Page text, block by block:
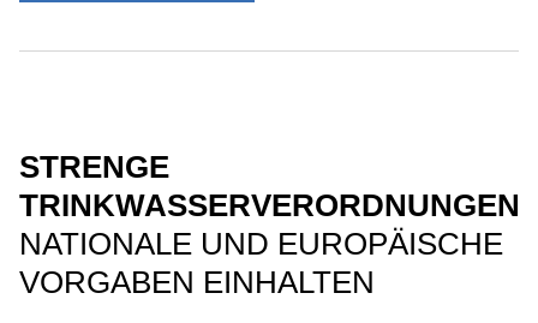
STRENGE
TRINKWASSERVERORDNUNGEN
NATIONALE UND EUROPÄISCHE
VORGABEN EINHALTEN